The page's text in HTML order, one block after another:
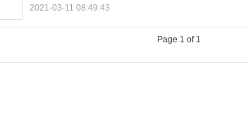
2021-03-11 08:49:43
Page 1 of 1